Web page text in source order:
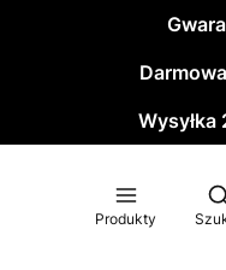
Wysyłka
Produkty